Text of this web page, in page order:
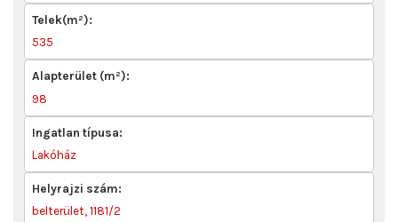
Telek(m²):
535
Alapterület (m²):
98
Ingatlan típusa:
Lakóház
Helyrajzi szám:
belterület, 1181/2